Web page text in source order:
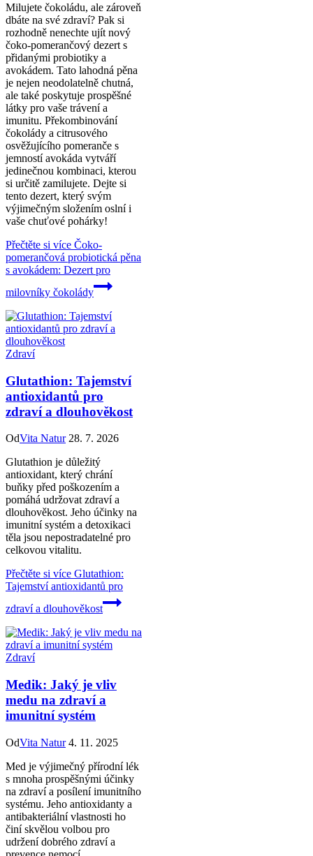
Milujete čokoládu, ale zároveň
dbáte na své zdraví? Pak si
rozhodně nenechte ujít nový
čoko-pomerančový dezert s
přidanými probiotiky a
avokádem. Tato lahodná pěna
je nejen neodolatelně chutná,
ale také poskytuje prospěšné
látky pro vaše trávení a
imunitu. Překombinování
čokolády a citrusového
osvěžujícího pomeranče s
jemností avokáda vytváří
jedinečnou kombinaci, kterou
si určitě zamilujete. Dejte si
tento dezert, který svým
výjimečným složením oslní i
vaše chuťové pohárky!
Přečtěte si více Čoko-
pomerančová probiotická pěna
s avokádem: Dezert pro
milovníky čokolády
Zdraví
Glutathion: Tajemství
antioxidantů pro
zdraví a dlouhověkost
OdVita Natur 28. 7. 2026
Glutathion je důležitý
antioxidant, který chrání
buňky před poškozením a
pomáhá udržovat zdraví a
dlouhověkost. Jeho účinky na
imunitní systém a detoxikaci
těla jsou nepostradatelné pro
celkovou vitalitu.
Přečtěte si více Glutathion:
Tajemství antioxidantů pro
zdraví a dlouhověkost
Zdraví
Medik: Jaký je vliv
medu na zdraví a
imunitní systém
OdVita Natur 4. 11. 2025
Med je výjimečný přírodní lék
s mnoha prospěšnými účinky
na zdraví a posílení imunitního
systému. Jeho antioxidanty a
antibakteriální vlastnosti ho
činí skvělou volbou pro
udržení dobrého zdraví a